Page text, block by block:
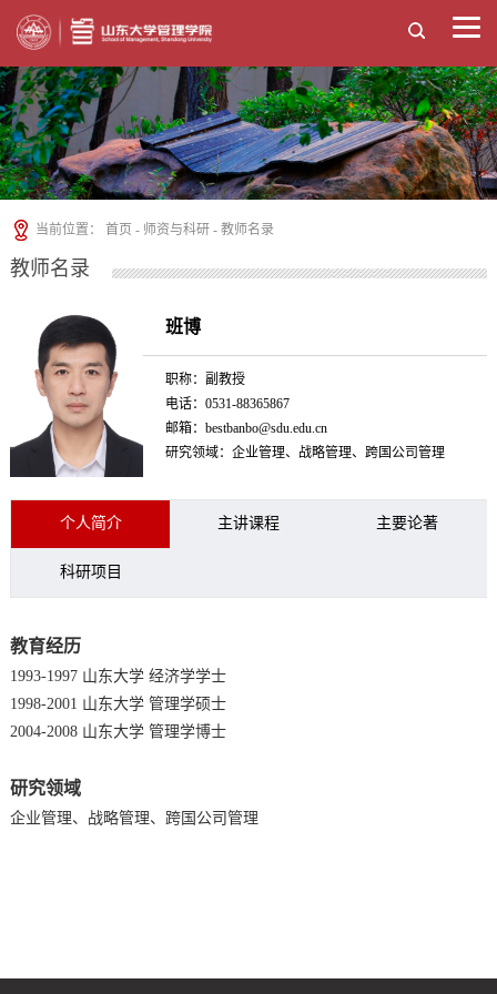
当前位置： 首页 - 师资与科研 -教师名录
教师名录
班博
职称：副教授
电话：0531-88365867
邮箱：bestbanbo@sdu.edu.cn
研究领域：企业管理、战略管理、跨国公司管理
个人简介 主讲课程 主要论著
科研项目
教育经历
1993-1997 山东大学 经济学学士
1998-2001 山东大学 管理学硕士
2004-2008 山东大学 管理学博士
研究领域
企业管理、战略管理、跨国公司管理